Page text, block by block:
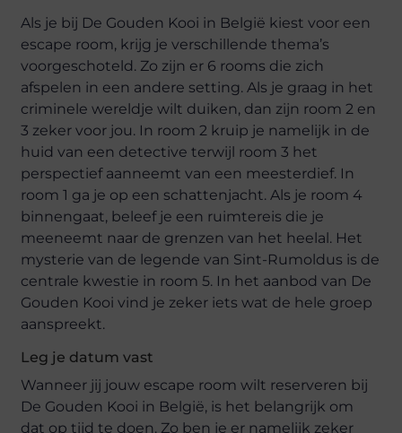
Als je bij De Gouden Kooi in België kiest voor een
escape room, krijg je verschillende thema’s
voorgeschoteld. Zo zijn er 6 rooms die zich
afspelen in een andere setting. Als je graag in het
criminele wereldje wilt duiken, dan zijn room 2 en
3 zeker voor jou. In room 2 kruip je namelijk in de
huid van een detective terwijl room 3 het
perspectief aanneemt van een meesterdief. In
room 1 ga je op een schattenjacht. Als je room 4
binnengaat, beleef je een ruimtereis die je
meeneemt naar de grenzen van het heelal. Het
mysterie van de legende van Sint-Rumoldus is de
centrale kwestie in room 5. In het aanbod van De
Gouden Kooi vind je zeker iets wat de hele groep
aanspreekt.
Leg je datum vast
Wanneer jij jouw escape room wilt reserveren bij
De Gouden Kooi in België, is het belangrijk om
dat op tijd te doen. Zo ben je er namelijk zeker